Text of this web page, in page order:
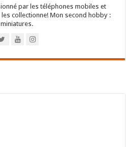
par les téléphones mobiles et
collectionne! Mon second hobby :